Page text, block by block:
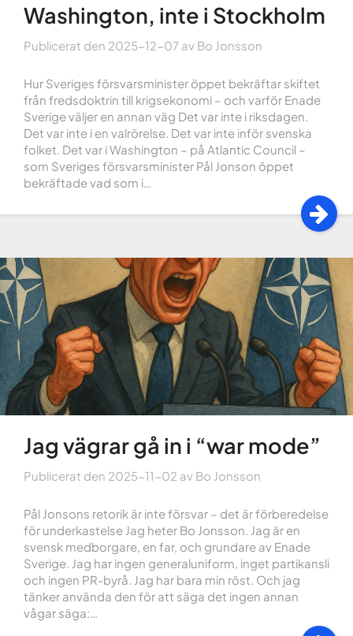
Washington, inte i Stockholm
Publicerat den 2025-12-07 av Bo Jonsson
Hur Sveriges försvarsminister öppet bekräftar skiftet
från fredsdoktrin till krigsekonomi – och varför Enade
Sverige väljer en annan väg Det var inte i riksdagen.
Det var inte i en valrörelse. Det var inte inför svenska
folket. Det var i Washington – på Atlantic Council –
som Sveriges försvarsminister Pål Jonson öppet
bekräftade vad som i…
Jag vägrar gå in i “war mode”
Publicerat den 2025-11-02 av Bo Jonsson
Pål Jonsons retorik är inte försvar – det är förberedelse
för underkastelse Jag heter Bo Jonsson. Jag är en
svensk medborgare, en far, och grundare av Enade
Sverige. Jag har ingen generaluniform, inget partikansli
och ingen PR-byrå. Jag har bara min röst. Och jag
tänker använda den för att säga det ingen annan
vågar säga:…